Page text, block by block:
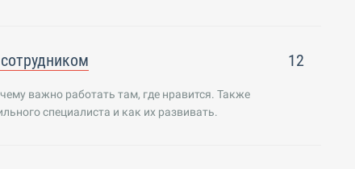
12
важно работать там, где нравится. Также
специалиста и как их развивать.